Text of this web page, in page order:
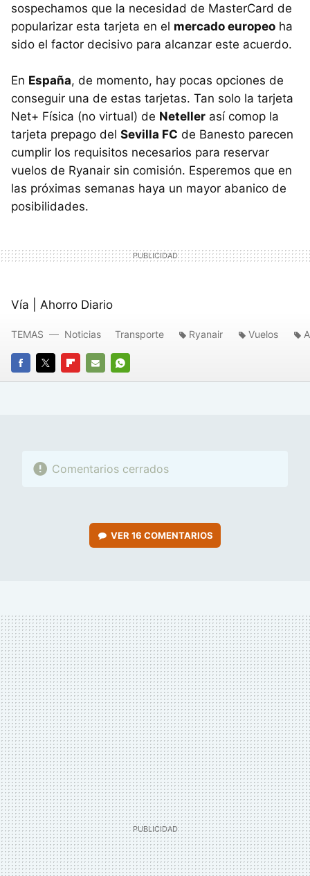
sospechamos que la necesidad de MasterCard de
popularizar esta tarjeta en el mercado europeo ha
sido el factor decisivo para alcanzar este acuerdo.
En España, de momento, hay pocas opciones de
conseguir una de estas tarjetas. Tan solo la tarjeta
Net+ Física (no virtual) de Neteller así comop la
tarjeta prepago del Sevilla FC de Banesto parecen
cumplir los requisitos necesarios para reservar
vuelos de Ryanair sin comisión. Esperemos que en
las próximas semanas haya un mayor abanico de
posibilidades.
Vía | Ahorro Diario
FACEBOOK
TWITTERFLIPBOARD
E-
WHATSAPP
TEMAS Noticias Transporte Ryanair Vuelos
Comentarios cerrados
VER 16 COMENTARIOS